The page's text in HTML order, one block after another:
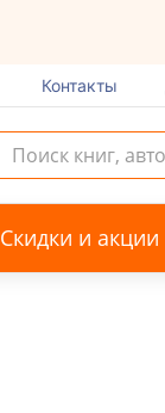
Контакты
Скидки и акции